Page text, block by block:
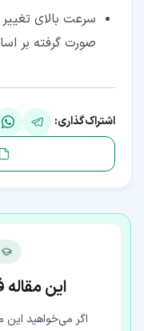
سرعت بالای
صورت گرفته بر
اشتراک‌گذاری:
این
اگر می‌خواهید این